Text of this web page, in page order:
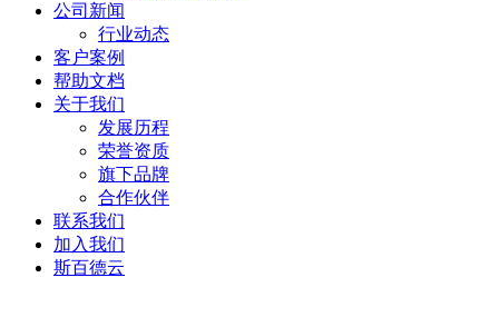
公司新闻
行业动态
客户案例
帮助文档
关于我们
发展历程
荣誉资质
旗下品牌
合作伙伴
联系我们
加入我们
斯百德云